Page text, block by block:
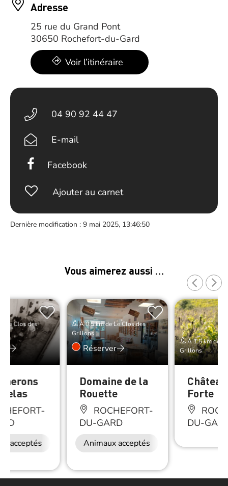
Adresse
25 rue du Grand Pont
30650 Rochefort-du-Gard
Voir l’itinéraire
04 90 92 44 47
E-mail
Facebook
Ajouter au carnet
Dernière modification : 9 mai 2025, 13:46:50
Vous aimerez aussi …
Le Clos des
acceptés
À 0.5 km de Le Clos des
Grillons
Réserver
Domaine de la
Rouette
ROCHEFORT-
DU-GARD
Animaux acceptés
À 1.5 km de
Grillons
Forte
DU-